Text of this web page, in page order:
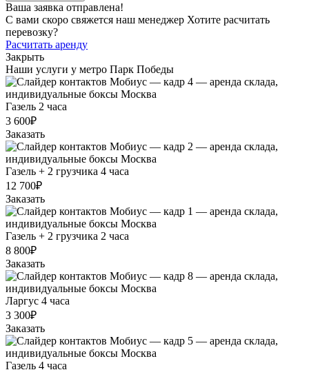
Ваша заявка отправлена!
С вами скоро свяжется наш менеджер Хотите расчитать
перевозку?
Расчитать аренду
Закрыть
Наши услуги у метро Парк Победы
Газель 2 часа
3 600₽
Заказать
Газель + 2 грузчика 4 часа
12 700₽
Заказать
Газель + 2 грузчика 2 часа
8 800₽
Заказать
Ларгус 4 часа
3 300₽
Заказать
Газель 4 часа